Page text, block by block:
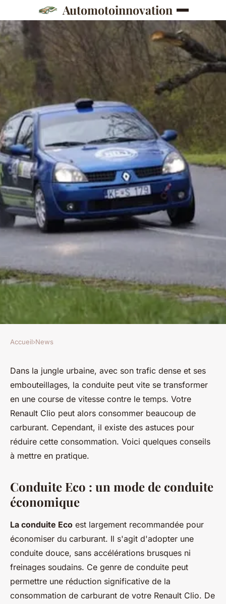
Automotoinnovation
Quels sont les conseils pour
optimiser la consommation de
carburant d'une Renault Clio
en milieu urbain?
Sandro• 28 mai 2024•5 min de lecture
Accueil›News
Dans la jungle urbaine, avec son trafic dense et ses
embouteillages, la conduite peut vite se transformer
en une course de vitesse contre le temps. Votre
Renault Clio peut alors consommer beaucoup de
carburant. Cependant, il existe des astuces pour
réduire cette consommation. Voici quelques conseils
à mettre en pratique.
Conduite Eco : un mode de conduite
économique
La conduite Eco est largement recommandée pour
économiser du carburant. Il s'agit d'adopter une
conduite douce, sans accélérations brusques ni
freinages soudains. Ce genre de conduite peut
permettre une réduction significative de la
consommation de carburant de votre Renault Clio. De